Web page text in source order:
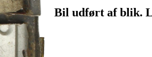
Bil udført af blik.